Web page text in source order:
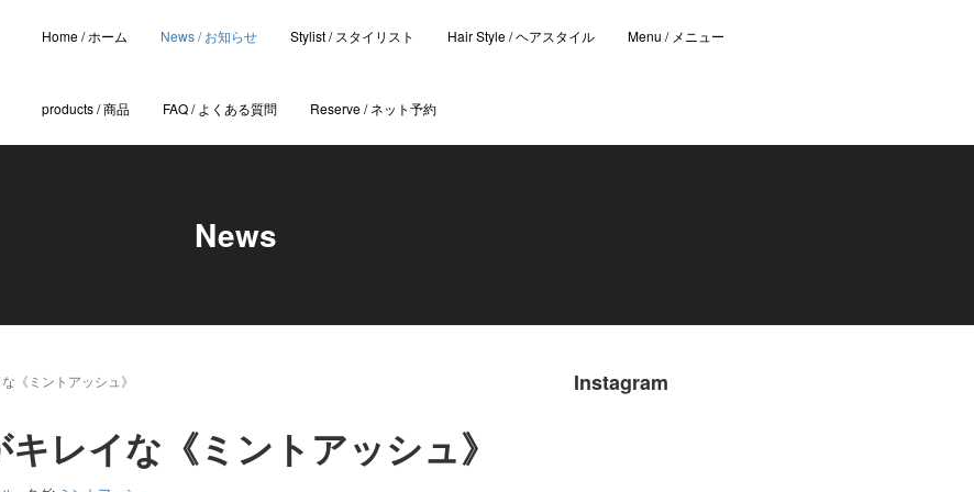
Home / ホーム News / お知らせ Stylist / スタイリスト Hair Style / ヘアスタイル Menu / メニュー
products / 商品 FAQ / よくある質問 Reserve / ネット予約
News
《ミントアッシュ》
レイな《ミントアッシュ》
Instagram